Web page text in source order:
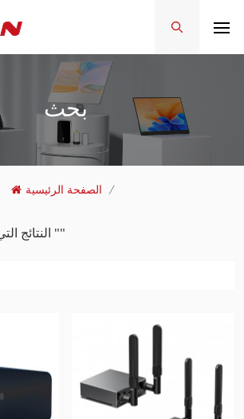
بحث
الصفحة الرئيسية /
5 النتائج التي تم العثور عليها ل ""